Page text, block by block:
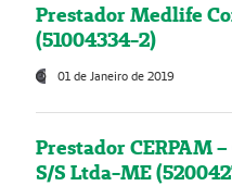
Prestador Medlife
(51004334-2)
01 de Janeiro de 2019
Prestador CERPAM
S/S Ltda-ME